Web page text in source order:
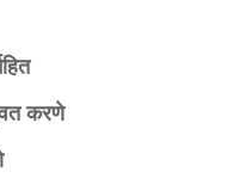
करणे